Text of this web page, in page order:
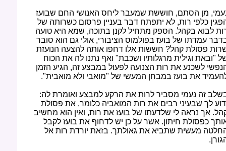
מן הסתם, חוששת שמעבר ליחס האנושי החם שבועז
כלפי רות, לא יתפתח דבר בעניין פרסום כשרותה של
לבוא בקהל. הספק מתחיל לקנן בתוכה, שמא היא טועה
עמדתו של בועז בפולמוס הציבורי, אולי גם הוא סובר
פסולת קהל? חששות אלו דחפו אותה להצעה הנועזת
"ובאת וגילית מרגלותיו ושכבת" ואף נתנו לה את הכוח
לשכנע את רות הצנועה לפעול במבצע זה, הגיע הזמן
את בועז במבחן המעשי של "מואבי ולא מואבית".
זה נעמי מסביר לרות את הרקע למבצע ואומרת לה:
לך שבעיני רבים את רות המואביה כלומר, את פסולת
אך נראה לי שלדעתו של בועז את רות, ואין הוא מחשיב
כפסולת חיתון. אשר על כן יש לדחוף את בועז לקבל
מעשית שתביא את גאולתך. בזאת יורדת רות אל